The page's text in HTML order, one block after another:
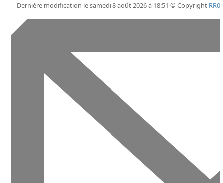
Dernière modification le samedi 8 août 2026 à 18:51 © Copyright RR0